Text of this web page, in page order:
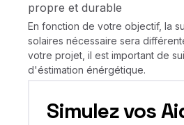
propre et durable
En fonction de votre objectif, la
solaires nécessaire sera
votre projet, il est important de
d'éstimation énérgétique.
Simulez vos